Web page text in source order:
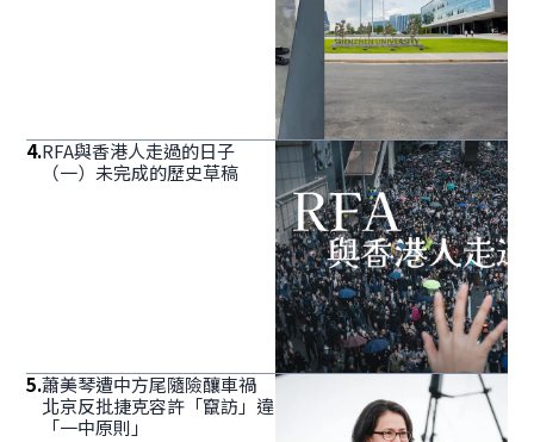
4.RFA與香港人走過的日子
（一）未完成的歷史草稿
5.蕭美琴遭中方尾隨險釀車禍
北京反批捷克容許「竄訪」違
「一中原則」